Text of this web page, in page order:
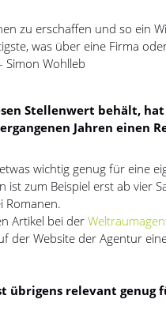
zu erschaffen und so ein
was über eine Firma
Simon Wohlleb
Stellenwert behält,
Jahren einen
wichtig genug für eine
ist zum Beispiel erst ab vier
Romanen.
Artikel bei der
der Website der Agentur
übrigens relevant genug